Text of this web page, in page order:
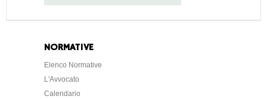
NORMATIVE
Elenco Normative
L'Avvocato
Calendario